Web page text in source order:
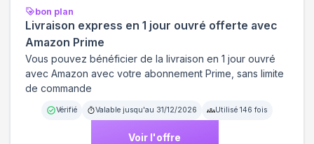
bon plan
Livraison express en 1 jour ouvré offerte avec
Amazon Prime
Vous pouvez bénéficier de la livraison en 1 jour ouvré
avec Amazon avec votre abonnement Prime, sans limite
de commande
Vérifié Valable jusqu'au 31/12/2026 Utilisé 146 fois
Voir l'offre